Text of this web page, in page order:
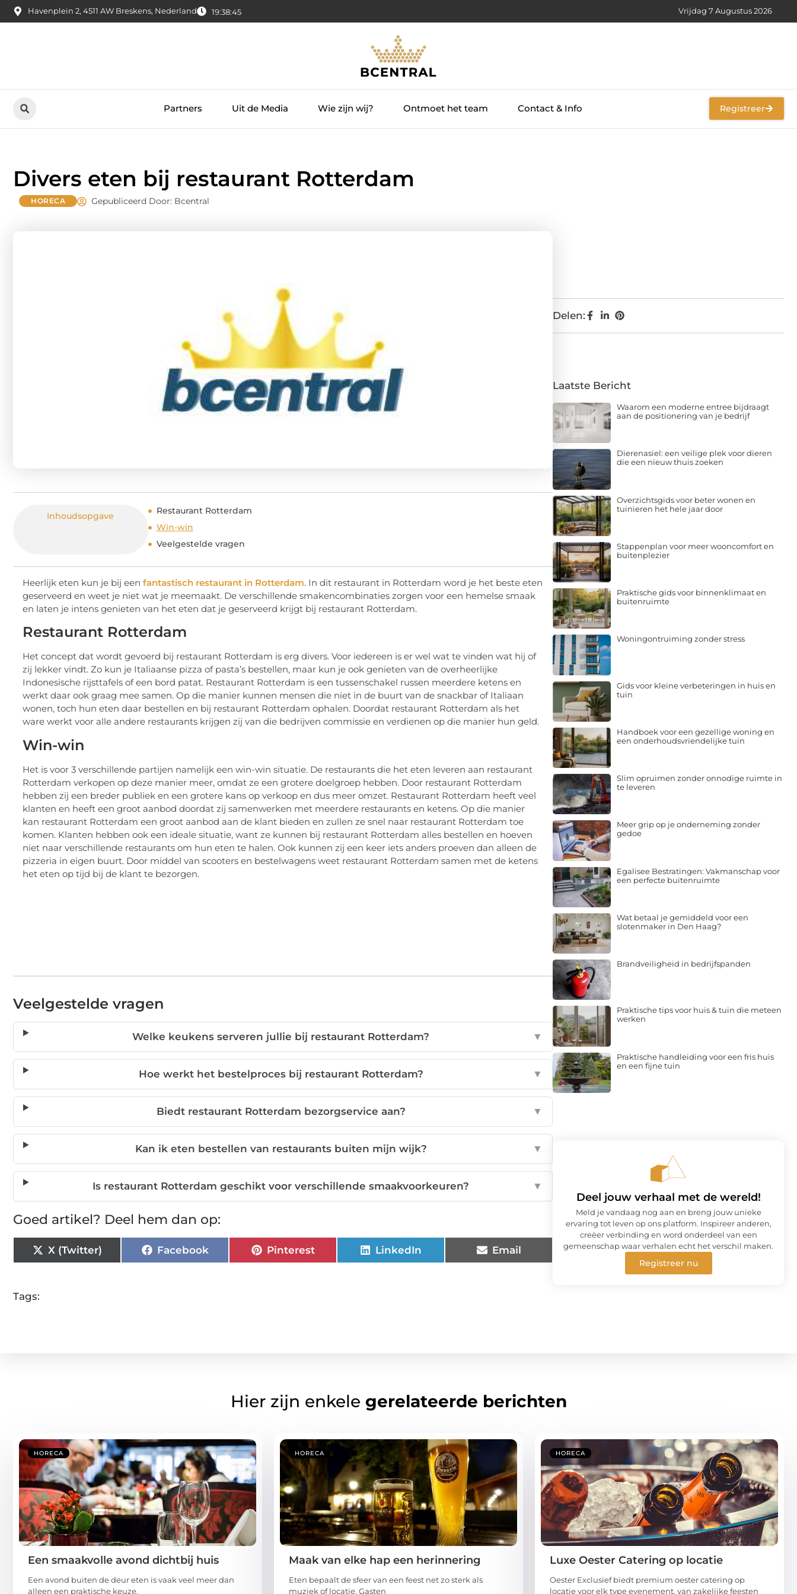
Havenplein 2, 4511 AW Breskens, Nederland 19:38:46 Vrijdag 7 Augustus 2026
Partners Uit de Media Wie zijn wij? Ontmoet het team Contact & Info Registreer
Divers eten bij restaurant Rotterdam
HORECA Gepubliceerd Door: Bcentral
Inhoudsopgave
Restaurant Rotterdam
Win-win
Veelgestelde vragen
Heerlijk eten kun je bij een fantastisch restaurant in Rotterdam. In dit restaurant in Rotterdam word je het beste eten
geserveerd en weet je niet wat je meemaakt. De verschillende smakencombinaties zorgen voor een hemelse smaak
en laten je intens genieten van het eten dat je geserveerd krijgt bij restaurant Rotterdam.
Restaurant Rotterdam
Het concept dat wordt gevoerd bij restaurant Rotterdam is erg divers. Voor iedereen is er wel wat te vinden wat hij of
zij lekker vindt. Zo kun je Italiaanse pizza of pasta’s bestellen, maar kun je ook genieten van de overheerlijke
Indonesische rijsttafels of een bord patat. Restaurant Rotterdam is een tussenschakel russen meerdere ketens en
werkt daar ook graag mee samen. Op die manier kunnen mensen die niet in de buurt van de snackbar of Italiaan
wonen, toch hun eten daar bestellen en bij restaurant Rotterdam ophalen. Doordat restaurant Rotterdam als het
ware werkt voor alle andere restaurants krijgen zij van die bedrijven commissie en verdienen op die manier hun geld.
Win-win
Het is voor 3 verschillende partijen namelijk een win-win situatie. De restaurants die het eten leveren aan restaurant
Rotterdam verkopen op deze manier meer, omdat ze een grotere doelgroep hebben. Door restaurant Rotterdam
hebben zij een breder publiek en een grotere kans op verkoop en dus meer omzet. Restaurant Rotterdam heeft veel
klanten en heeft een groot aanbod doordat zij samenwerken met meerdere restaurants en ketens. Op die manier
kan restaurant Rotterdam een groot aanbod aan de klant bieden en zullen ze snel naar restaurant Rotterdam toe
komen. Klanten hebben ook een ideale situatie, want ze kunnen bij restaurant Rotterdam alles bestellen en hoeven
niet naar verschillende restaurants om hun eten te halen. Ook kunnen zij een keer iets anders proeven dan alleen de
pizzeria in eigen buurt. Door middel van scooters en bestelwagens weet restaurant Rotterdam samen met de ketens
het eten op tijd bij de klant te bezorgen.
Veelgestelde vragen
Welke keukens serveren jullie bij restaurant Rotterdam? ▼
Hoe werkt het bestelproces bij restaurant Rotterdam? ▼
Biedt restaurant Rotterdam bezorgservice aan? ▼
Kan ik eten bestellen van restaurants buiten mijn wijk? ▼
Is restaurant Rotterdam geschikt voor verschillende smaakvoorkeuren? ▼
Goed artikel? Deel hem dan op:
X (Twitter) Facebook Pinterest LinkedIn Email
Tags:
Delen:
Laatste Bericht
Waarom een moderne entree bijdraagt
aan de positionering van je bedrijf
Dierenasiel: een veilige plek voor dieren
die een nieuw thuis zoeken
Overzichtsgids voor beter wonen en
tuinieren het hele jaar door
Stappenplan voor meer wooncomfort en
buitenplezier
Praktische gids voor binnenklimaat en
buitenruimte
Woningontruiming zonder stress
Gids voor kleine verbeteringen in huis en
tuin
Handboek voor een gezellige woning en
een onderhoudsvriendelijke tuin
Slim opruimen zonder onnodige ruimte in
te leveren
Meer grip op je onderneming zonder
gedoe
Egalisee Bestratingen: Vakmanschap voor
een perfecte buitenruimte
Wat betaal je gemiddeld voor een
slotenmaker in Den Haag?
Brandveiligheid in bedrijfspanden
Praktische tips voor huis & tuin die meteen
werken
Praktische handleiding voor een fris huis
en een fijne tuin
Deel jouw verhaal met de wereld!
Meld je vandaag nog aan en breng jouw unieke
ervaring tot leven op ons platform. Inspireer anderen,
creëer verbinding en word onderdeel van een
gemeenschap waar verhalen echt het verschil maken.
Registreer nu
Hier zijn enkele gerelateerde berichten
HORECA
Een smaakvolle avond dichtbij huis
Een avond buiten de deur eten is vaak veel meer dan
alleen een praktische keuze.
HORECA
Maak van elke hap een herinnering
Eten bepaalt de sfeer van een feest net zo sterk als
muziek of locatie. Gasten
HORECA
Luxe Oester Catering op locatie
Oester Exclusief biedt premium oester catering op
locatie voor elk type evenement, van zakelijke feesten